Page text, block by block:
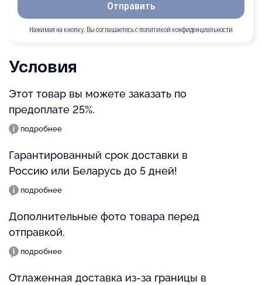
Отправить
Нажимая на кнопку, Вы соглашаетесь с политикой конфиденциальности
Условия
Этот товар вы можете заказать по
предоплате 25%.
подробнее
Гарантированный срок доставки в
Россию или Беларусь до 5 дней!
подробнее
Дополнительные фото товара перед
отправкой.
подробнее
Отлаженная доставка из-за границы в